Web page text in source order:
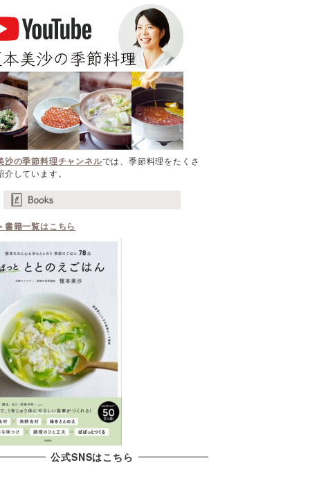
沙の季節料理チャンネルでは、季節料理をたくさ
介しています。
書籍一覧はこちら
公式SNSはこちら